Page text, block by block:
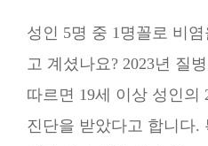
성인 5명 중 1명꼴로 비
고 계셨나요? 2023년 질
따르면 19세 이상 성인의
진단을 받았다고 합니다.